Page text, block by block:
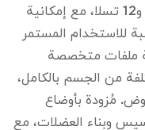
مُزودة بقوة إخراج عالية تتراوح بين 7 و12 تسلا، مع إمكانية
للاستخدام المستمر
ملفات متخصصة
من الجسم بالكامل،
مُزودة بأوضاع
وبناء العضلات، مع